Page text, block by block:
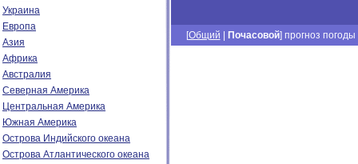
Украина
Европа
Азия
Африка
Австралия
Северная Америка
Центральная Америка
Южная Америка
Острова Индийского океана
Острова Атлантического океана
[Общий Почасовой] прогноз погоды